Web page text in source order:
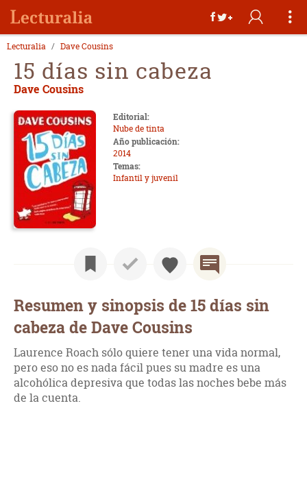
Lecturalia Dave Cousins
15 días sin cabeza
Dave Cousins
Editorial:
Nube de tinta
Año publicación:
2014
Temas:
Infantil y juvenil
Resumen y sinopsis de 15 días sin
cabeza de Dave Cousins
Laurence Roach sólo quiere tener una vida normal,
pero eso no es nada fácil pues su madre es una
alcohólica depresiva que todas las noches bebe más
de la cuenta.